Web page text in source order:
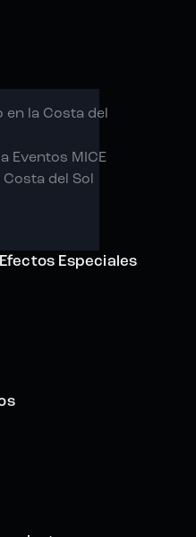
en la Costa del
Eventos MICE
del Sol
Especiales